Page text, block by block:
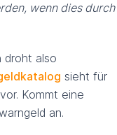
wenn dies durch
droht also
sieht für
vor. Kommt eine
an.